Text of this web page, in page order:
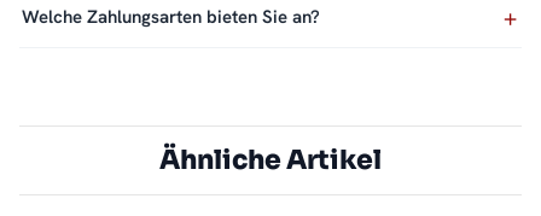
Welche Zahlungsarten bieten Sie an?
Ähnliche Artikel